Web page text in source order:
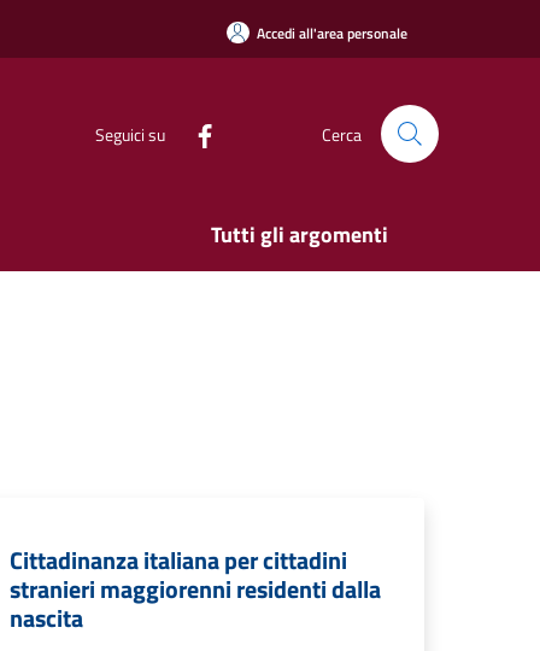
Accedi all'area personale
Seguici su Cerca
Tutti gli argomenti
Cittadinanza italiana per cittadini
stranieri maggiorenni residenti dalla
nascita